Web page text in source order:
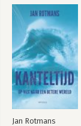
Jan Rotmans